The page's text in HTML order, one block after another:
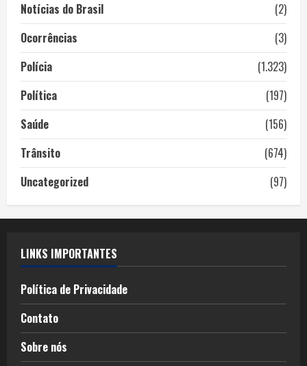
Notícias do Brasil
(2)
Ocorrências
(3)
Polícia
(1.323)
Política
(197)
Saúde
(156)
Trânsito
(674)
Uncategorized
(97)
LINKS IMPORTANTES
Política de Privacidade
Contato
Sobre nós